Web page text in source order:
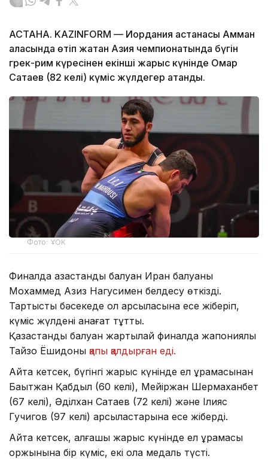
АСТАНА. KAZINFORM — Иордания астанасы Амман
қаласында өтіп жатқан Азия чемпионатында бүгін
грек-рим күресінен екінші жарыс күнінде Омар
Сатаев (82 келі) күміс жүлдегер атанды.
Фото: ҰОК
Финалда қазақстандық балуан Иран балуаны
Мохаммед Азиз Нагусимен белдесу өткізді.
Тартысты бәсекеде ол қарсыласына есе жіберіп,
күміс жүлдені қанағат тұтты.
Қазақстандық балуан жартылай финалда жапониялық
Тайзо Ёшидоны қапы қалдырған еді.
Айта кетсек, бүгінгі жарыс күнінде ел құрамасынан
Бақытжан Қабдыл (60 келі), Мейіржан Шермаханбет
(67 келі), Әділхан Сатаев (72 келі) және Ілияс
Гучигов (97 келі) қарсыластарына есе жіберді.
Айта кетсек, алғашқы жарыс күнінде ел құрамасы
қоржынына бір күміс, екі қола медаль түсті.